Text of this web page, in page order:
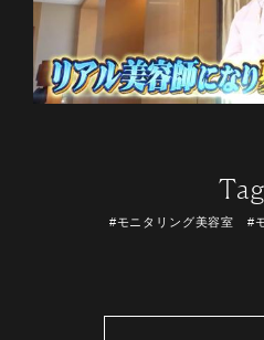
#モニタリング美容室 #